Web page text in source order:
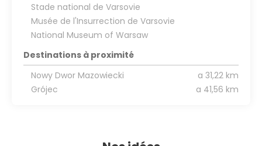
Stade national de Varsovie
Musée de l'Insurrection de Varsovie
National Museum of Warsaw
Destinations à proximité
Nowy Dwor Mazowiecki
a 31,22 km
Grójec
a 41,56 km